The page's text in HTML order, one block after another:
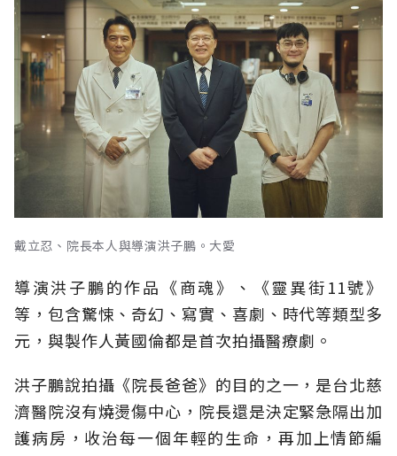
戴立忍、院長本人與導演洪子鵬。大愛
導演洪子鵬的作品《商魂》、《靈異街11號》
等，包含驚悚、奇幻、寫實、喜劇、時代等類型多
元，與製作人黃國倫都是首次拍攝醫療劇。
洪子鵬說拍攝《院長爸爸》的目的之一，是台北慈
濟醫院沒有燒燙傷中心，院長還是決定緊急隔出加
護病房，收治每一個年輕的生命，再加上情節編